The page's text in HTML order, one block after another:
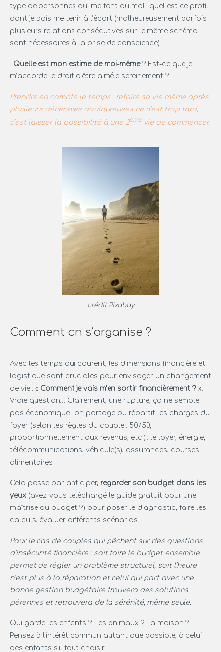
type de personnes qui me font du mal : quel est ce profil
dont je dois me tenir à l’écart (malheureusement parfois
plusieurs relations consécutives sur le même schéma
sont nécessaires à la prise de conscience).
Quelle est mon estime de moi-même ? Est-ce que je
m’accorde le droit d’être aimé.e sereinement ?
Prendre en compte le temps : refaire sa vie même après
plusieurs décennies douloureuses ce n’est trop tard,
c’est laisser la possibilité à une 2èmevie de commencer.
crédit Pixabay
Comment on s’organise ?
Avec les temps qui courent, les dimensions financière et
logistique sont cruciales pour envisager un changement
de vie : « Comment je vais m’en sortir financièrement ? ».
Vraie question… Clairement, une rupture, ça ne semble
pas économique : on partage ou répartit les charges du
foyer (selon les règles du couple : 50/50,
proportionnellement aux revenus, etc.) : le loyer, énergie,
télécommunications, véhicule(s), assurances, courses
alimentaires…
Cela passe par anticiper, regarder son budget dans les
yeux (avez-vous téléchargé le guide gratuit pour une
maîtrise du budget ?) pour poser le diagnostic, faire les
calculs, évaluer différents scénarios.
Pour le cas de couples qui pêchent sur des questions
d’insécurité financière : soit faire le budget ensemble
permet de régler un problème structurel, soit l’heure
n’est plus à la réparation et celui qui part avec une
bonne gestion budgétaire trouvera des solutions
pérennes et retrouvera de la sérénité, même seule.
Qui garde les enfants ? Les animaux ? La maison ?
Pensez à l’intérêt commun autant que possible, à celui
des enfants s’il faut choisir.